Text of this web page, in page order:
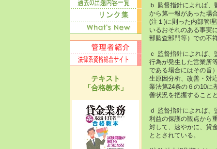
テキスト
「合格教本」
ｂ 監督指針によれば
から第一報があった場
(注１)に則った内部管
いるおそれのある事実
部監査部門等）での不
ｃ 監督指針によれば
行為が発生した営業所
である場合にはその旨
生原因分析、改善・対
業法第24条の６の10に
善状況を把握すること
ｄ 監督指針によれば
利益の保護の観点から
対して、速やかに、貸
ととされている。